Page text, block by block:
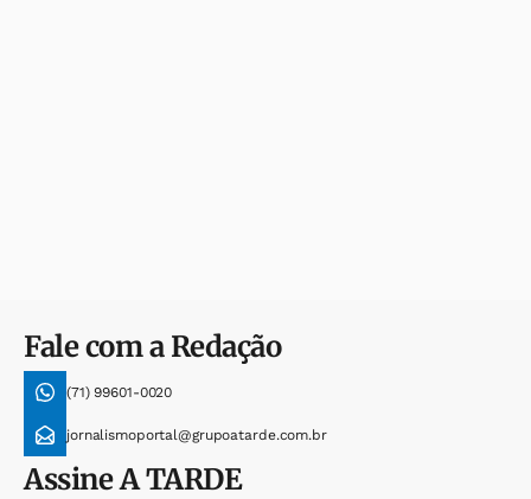
Fale com a Redação
(71) 99601-0020
jornalismoportal@grupoatarde.com.br
AssineA TARDE